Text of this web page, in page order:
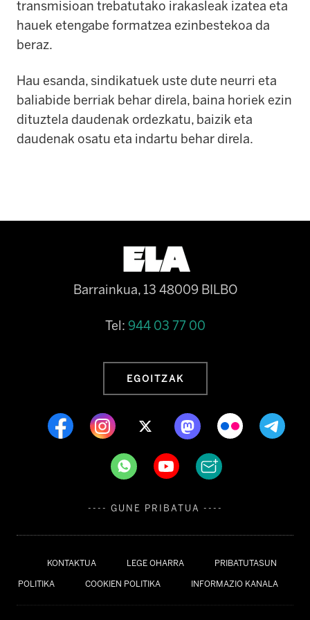
transmisioan trebatutako irakasleak izatea eta
hauek etengabe formatzea ezinbestekoa da
beraz.
Hau esanda, sindikatuek uste dute neurri eta
baliabide berriak behar direla, baina horiek ezin
dituztela daudenak ordezkatu, baizik eta
daudenak osatu eta indartu behar direla.
KONTAKTUA LEGE OHARRA PRIBATUTASUN
POLITIKA COOKIEN POLITIKA INFORMAZIO KANALA
Barrainkua, 13 48009 BILBO
Tel: 944 03 77 00
EGOITZAK
---- GUNE PRIBATUA ----